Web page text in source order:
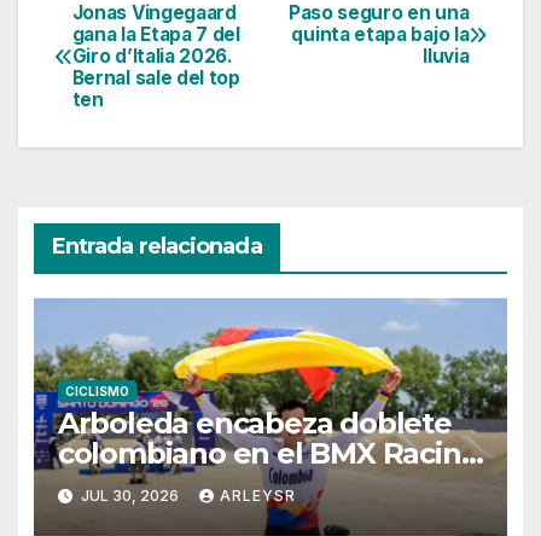
Navegación
de
Paso seguro en una
quinta etapa bajo la
lluvia
Jonas Vingegaard
gana la Etapa 7 del
Giro d’Italia 2026.
Bernal sale del top
ten
Entrada relacionada
CICLISMO
Arboleda encabeza doblete
colombiano en el BMX Racing
masculino
JUL 30, 2026 ARLEYSR